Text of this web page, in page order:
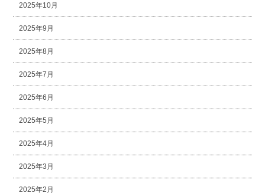
2025年10月
2025年9月
2025年8月
2025年7月
2025年6月
2025年5月
2025年4月
2025年3月
2025年2月